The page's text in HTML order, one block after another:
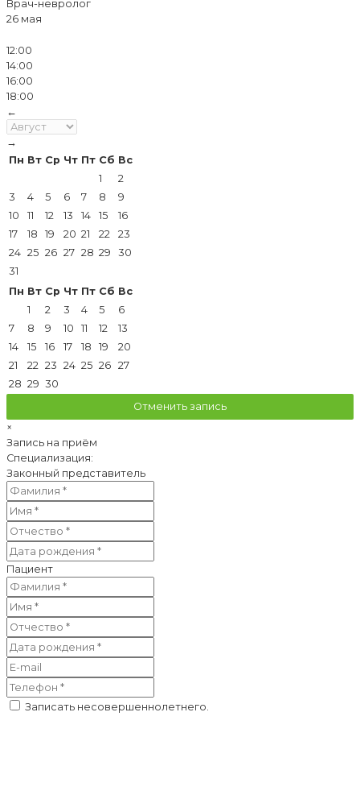
Врач-невролог
26 мая
12:00
14:00
16:00
18:00
←
→
Пн Вт Ср Чт Пт Сб Вс
1
2
3
4 5 6 7 8
9
10
11 12 13 14 15
16
17
18 19 20 21 22
23
24 25 26 27 28 29
30
31
Пн Вт Ср Чт Пт Сб Вс
1
2 3 4 5
6
7
8 9 10 11 12
13
14
15 16 17 18 19
20
21
22 23 24 25 26 27
28 29 30
Отменить запись
×
Запись на приём
Специализация:
Законный представитель
Пациент
Записать несовершеннолетнего.